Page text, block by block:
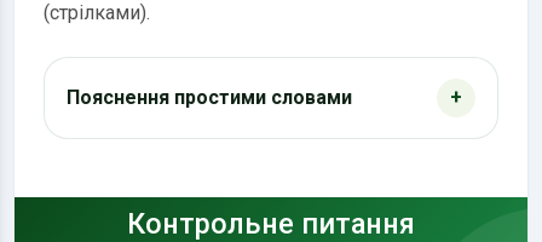
(стрілками).
Пояснення простими словами
Контрольне питання